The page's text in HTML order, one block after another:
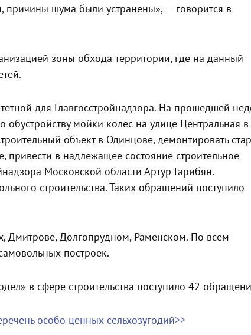
причины шума были устранены», — говорится в
зоны обхода территории, где на данный
для Главгосстройнадзора. На прошедшей
мойки колес на улице Центральная в
объект в Одинцове, демонтировать
в надлежащее состояние строительное
Московской области Артур Гарибян.
строительства. Таких обращений поступило
Дмитрове, Долгопрудном, Раменском. По всем
построек.
в сфере строительства поступило 42
особо ценных сельхозугодий>>